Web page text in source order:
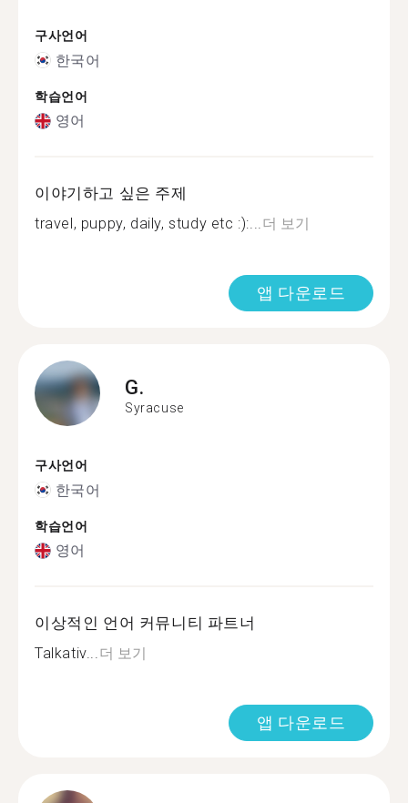
구사언어
한국어
학습언어
영어
이야기하고 싶은 주제
travel, puppy, daily, study etc :):...더 보기
앱 다운로드
G.
Syracuse
구사언어
한국어
학습언어
영어
이상적인 언어 커뮤니티 파트너
Talkativ...더 보기
앱 다운로드